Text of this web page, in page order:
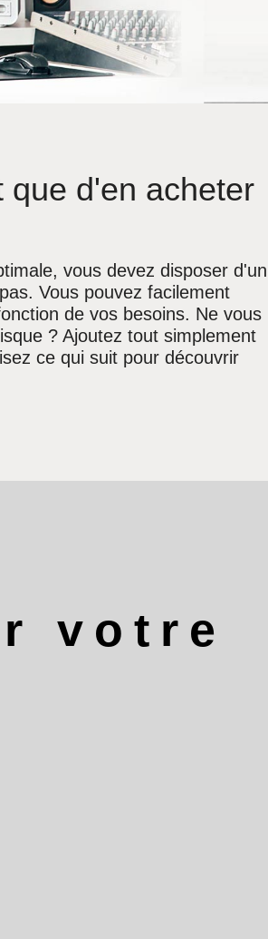
d'en acheter
vous devez disposer d'un
Vous pouvez facilement
de vos besoins. Ne vous
? Ajoutez tout simplement
ce qui suit pour découvrir
votre